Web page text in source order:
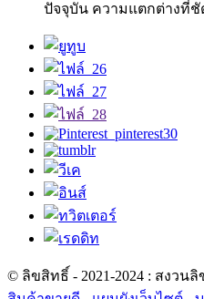
ปัจจุบัน ความแตกต่างที่ชั
© ลิขสิทธิ์ - 2021-2024 : สงวน